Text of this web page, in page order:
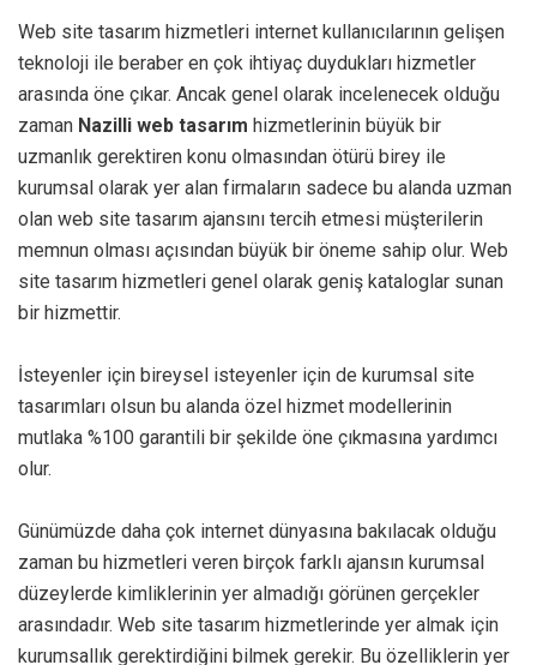
Web site tasarım hizmetleri internet kullanıcılarının gelişen
teknoloji ile beraber en çok ihtiyaç duydukları hizmetler
arasında öne çıkar. Ancak genel olarak incelenecek olduğu
zaman Nazilli web tasarım hizmetlerinin büyük bir
uzmanlık gerektiren konu olmasından ötürü birey ile
kurumsal olarak yer alan firmaların sadece bu alanda uzman
olan web site tasarım ajansını tercih etmesi müşterilerin
memnun olması açısından büyük bir öneme sahip olur. Web
site tasarım hizmetleri genel olarak geniş kataloglar sunan
bir hizmettir.
İsteyenler için bireysel isteyenler için de kurumsal site
tasarımları olsun bu alanda özel hizmet modellerinin
mutlaka %100 garantili bir şekilde öne çıkmasına yardımcı
olur.
Günümüzde daha çok internet dünyasına bakılacak olduğu
zaman bu hizmetleri veren birçok farklı ajansın kurumsal
düzeylerde kimliklerinin yer almadığı görünen gerçekler
arasındadır. Web site tasarım hizmetlerinde yer almak için
kurumsallık gerektirdiğini bilmek gerekir. Bu özelliklerin yer